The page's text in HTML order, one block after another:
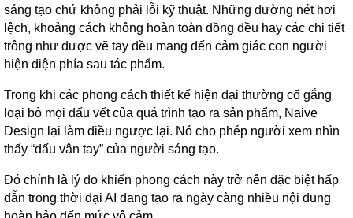
sáng tạo chứ không phải lỗi kỹ thuật. Những đường nét hơi
lệch, khoảng cách không hoàn toàn đồng đều hay các chi tiết
trông như được vẽ tay đều mang đến cảm giác con người
hiện diện phía sau tác phẩm.
Trong khi các phong cách thiết kế hiện đại thường cố gắng
loại bỏ mọi dấu vết của quá trình tạo ra sản phẩm, Naive
Design lại làm điều ngược lại. Nó cho phép người xem nhìn
thấy “dấu vân tay” của người sáng tạo.
Đó chính là lý do khiến phong cách này trở nên đặc biệt hấp
dẫn trong thời đại AI đang tạo ra ngày càng nhiều nội dung